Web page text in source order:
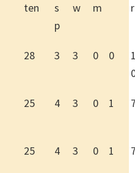
ten
s
p
w
m
28 3 3 0 0
25 4 3 0 1
25 4 3 0 1